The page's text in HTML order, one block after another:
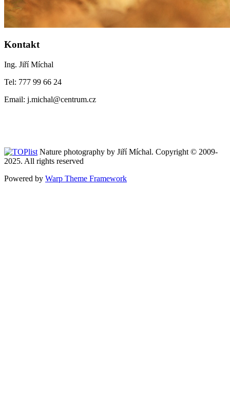
Kontakt
Ing. Jiří Míchal
Tel: 777 99 66 24
Email: j.michal@centrum.cz
Nature photography by Jiří Míchal. Copyright © 2009-
2025. All rights reserved
Powered by Warp Theme Framework